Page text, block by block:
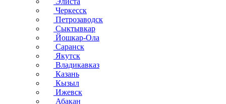
Черкесск
Петрозаводск
Сыктывкар
Йошкар-Ола
Саранск
Якутск
Владикавказ
Казань
Кызыл
Ижевск
Абакан